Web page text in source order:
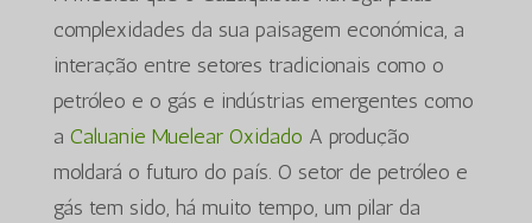
complexidades da sua paisagem económica, a
interação entre setores tradicionais como o
petróleo e o gás e indústrias emergentes como
a Caluanie Muelear Oxidado A produção
moldará o futuro do país. O setor de petróleo e
gás tem sido, há muito tempo, um pilar da